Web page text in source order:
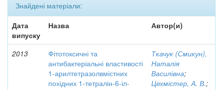
Знайдені матеріали:
Дата
випуску
Назва Автор(и)
2013
Фітотоксичні та
антибактеріальні властивості
1-арилтетразолвмістних
похідних 1-тетралін-6-іл-
Ткачук (Смикун),
Наталія
Василівна;
Цехмістер, А. В.;